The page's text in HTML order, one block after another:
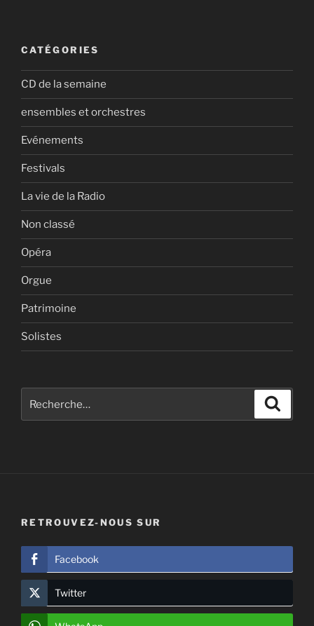
CATÉGORIES
CD de la semaine
ensembles et orchestres
Evénements
Festivals
La vie de la Radio
Non classé
Opéra
Orgue
Patrimoine
Solistes
RETROUVEZ-NOUS SUR
Facebook
Twitter